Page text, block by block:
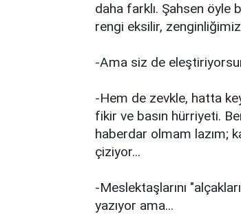
daha farklı. Şahsen öyle
rengi eksilir,
-Ama siz de
-Hem de zevkle, hatta
fikir ve basın hürriyeti.
haberdar olmam lazım;
çiziyor...
-Meslektaşlarını
yazıyor ama...